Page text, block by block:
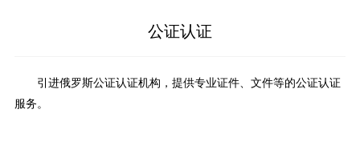
公证认证
引进俄罗斯公证认证机构，提供专业证件、文件等的公证认证
服务。